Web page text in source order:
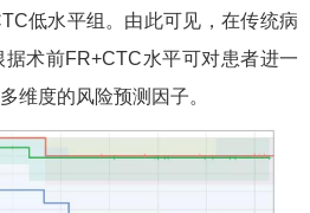
低水平组。由此可见，在传统病
术前FR+CTC水平可对患者进一
维度的风险预测因子。